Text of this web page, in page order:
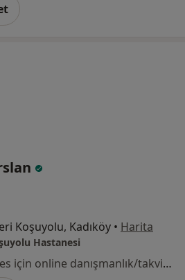
Koşuyolu, Kadıköy • Harita
Hastanesi
Bu uzman ilgili adres için online danışmanlık/takvim sunmuyor.